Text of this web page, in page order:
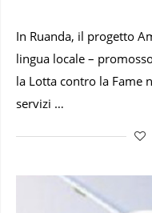
In Ruanda, il progetto
lingua locale –
la Lotta contro la Fame
servizi …